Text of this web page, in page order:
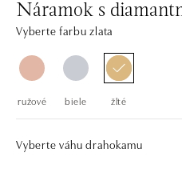
Náramok s
Vyberte farbu zlata
ružové biele žlté
Vyberte váhu drahokamu